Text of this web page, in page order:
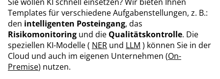
Templates für verschiedene Aufgabenstellungen, z. B.:
den intelligenten Posteingang, das
Risikomonitoring und die Qualitätskontrolle. Die
speziellen KI-Modelle ( NER und LLM ) können Sie in der
Cloud und auch im eigenen Unternehmen (On-
Premise) nutzen.